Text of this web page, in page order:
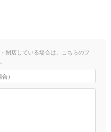
閉店している場合は、こちらのフ